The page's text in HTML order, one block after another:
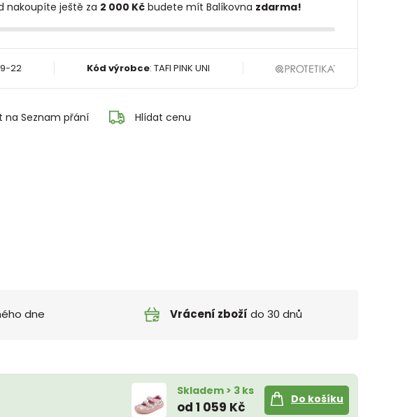
nakoupíte ještě za 2 000 Kčbudete mít Balíkovna zdarma!
22 Kód výrobce:TAFI PINK UNI
na Seznam přání Hlídat cenu
dne Vrácení zboží do 30 dnů
Skladem > 3 ks
od 1 059 Kč
Do košíku